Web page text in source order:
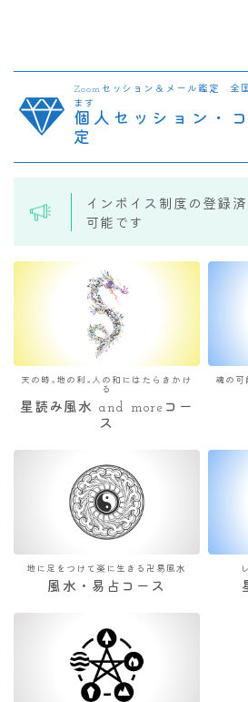
Zoomセッション＆メール鑑定 全
ます
個人セッション・
定
インボイス制度の登録
可能です
天の時×地の利×人の和にはたらきかけ
る
星読み風水 and moreコー
ス
魂の可
地に足をつけて楽に生きる卍易風水
風水・易占コース